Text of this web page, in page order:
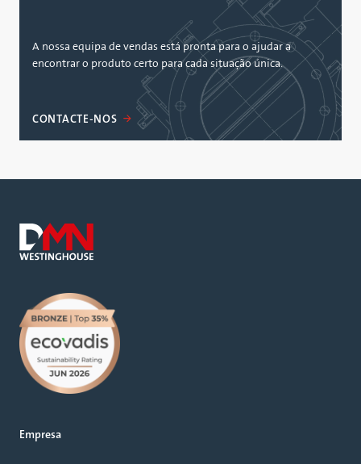
A nossa equipa de vendas está pronta para o ajudar a
encontrar o produto certo para cada situação única.
CONTACTE-NOS
Empresa